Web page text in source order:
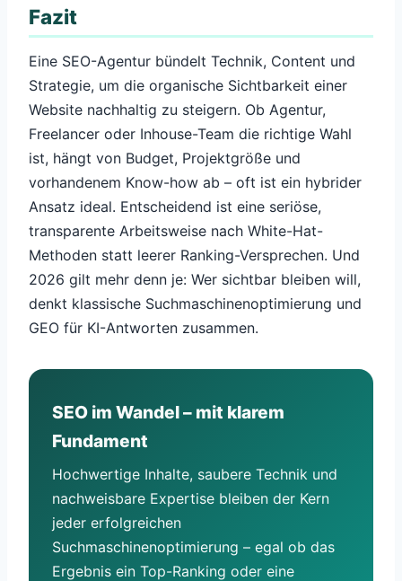
Fazit
Eine SEO-Agentur bündelt Technik, Content und
Strategie, um die organische Sichtbarkeit einer
Website nachhaltig zu steigern. Ob Agentur,
Freelancer oder Inhouse-Team die richtige Wahl
ist, hängt von Budget, Projektgröße und
vorhandenem Know-how ab – oft ist ein hybrider
Ansatz ideal. Entscheidend ist eine seriöse,
transparente Arbeitsweise nach White-Hat-
Methoden statt leerer Ranking-Versprechen. Und
2026 gilt mehr denn je: Wer sichtbar bleiben will,
denkt klassische Suchmaschinenoptimierung und
GEO für KI-Antworten zusammen.
SEO im Wandel – mit klarem
Fundament
Hochwertige Inhalte, saubere Technik und
nachweisbare Expertise bleiben der Kern
jeder erfolgreichen
Suchmaschinenoptimierung – egal ob das
Ergebnis ein Top-Ranking oder eine